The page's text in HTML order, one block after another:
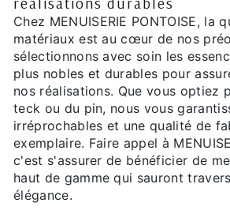
Chez MENUISERIE PONTOISE, la
matériaux est au cœur de nos
sélectionnons avec soin les
plus nobles et durables pour
nos réalisations. Que vous optiez
teck ou du pin, nous vous
irréprochables et une qualité de
exemplaire. Faire appel à
c'est s'assurer de bénéficier de
haut de gamme qui sauront
élégance.